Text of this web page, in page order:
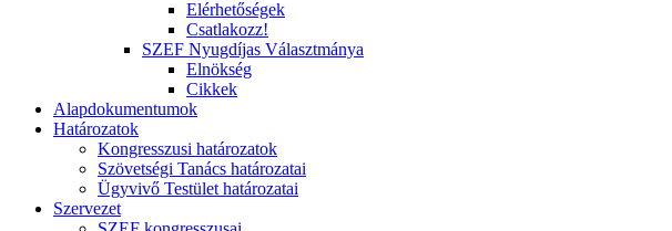
Elérhetőségek
Csatlakozz!
SZEF Nyugdíjas Választmánya
Elnökség
Cikkek
Alapdokumentumok
Határozatok
Kongresszusi határozatok
Szövetségi Tanács határozatai
Ügyvivő Testület határozatai
Szervezet